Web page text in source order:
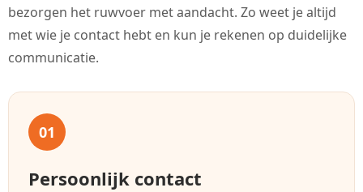
bezorgen het ruwvoer met aandacht. Zo weet je altijd
met wie je contact hebt en kun je rekenen op duidelijke
communicatie.
01
Persoonlijk contact